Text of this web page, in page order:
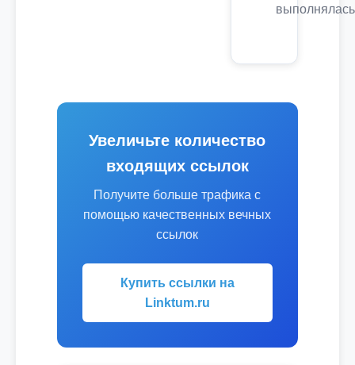
выполнялась
Увеличьте количество
входящих ссылок
Получите больше трафика с
помощью качественных вечных
ссылок
Купить ссылки на
Linktum.ru